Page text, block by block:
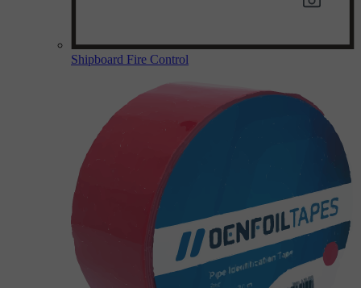
Shipboard Fire Control